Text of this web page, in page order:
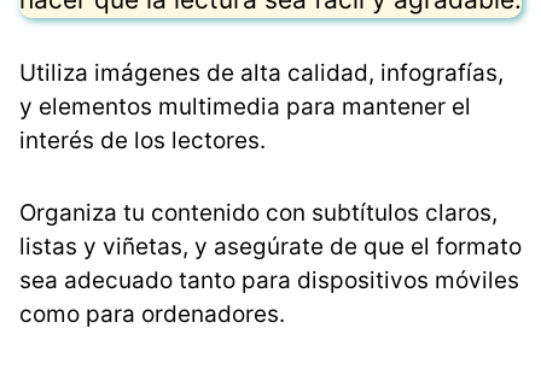
Utiliza imágenes de alta calidad, infografías,
y elementos multimedia para mantener el
interés de los lectores.
Organiza tu contenido con subtítulos claros,
listas y viñetas, y asegúrate de que el formato
sea adecuado tanto para dispositivos móviles
como para ordenadores.